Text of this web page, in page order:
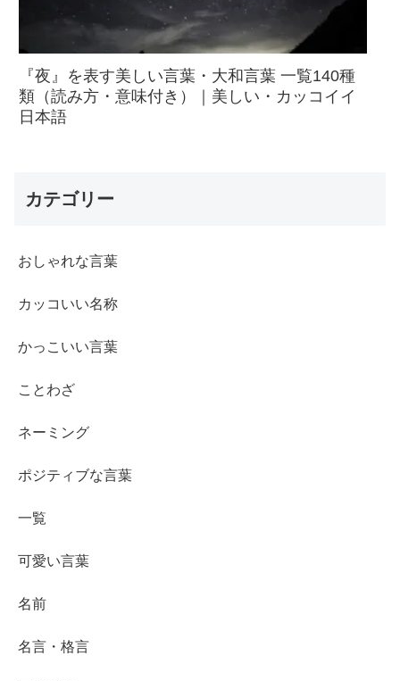
『夜』を表す美しい言葉・大和言葉 一覧140種
類（読み方・意味付き）｜美しい・カッコイイ
日本語
カテゴリー
おしゃれな言葉
カッコいい名称
かっこいい言葉
ことわざ
ネーミング
ポジティブな言葉
一覧
可愛い言葉
名前
名言・格言